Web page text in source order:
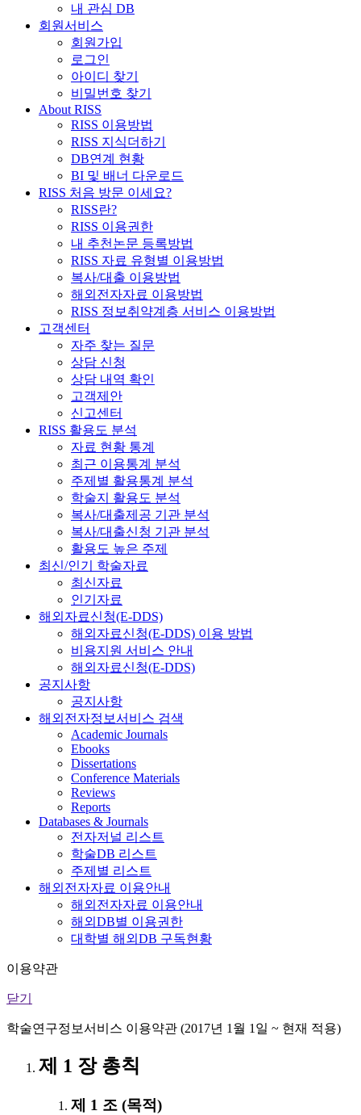
내 관심 DB
회원서비스
회원가입
로그인
아이디 찾기
비밀번호 찾기
About RISS
RISS 이용방법
RISS 지식더하기
DB연계 현황
BI 및 배너 다운로드
RISS 처음 방문 이세요?
RISS란?
RISS 이용권한
내 추천논문 등록방법
RISS 자료 유형별 이용방법
복사/대출 이용방법
해외전자자료 이용방법
RISS 정보취약계층 서비스 이용방법
고객센터
자주 찾는 질문
상담 신청
상담 내역 확인
고객제안
신고센터
RISS 활용도 분석
자료 현황 통계
최근 이용통계 분석
주제별 활용통계 분석
학술지 활용도 분석
복사/대출제공 기관 분석
복사/대출신청 기관 분석
활용도 높은 주제
최신/인기 학술자료
최신자료
인기자료
해외자료신청(E-DDS)
해외자료신청(E-DDS) 이용 방법
비용지원 서비스 안내
해외자료신청(E-DDS)
공지사항
공지사항
해외전자정보서비스 검색
Academic Journals
Ebooks
Dissertations
Conference Materials
Reviews
Reports
Databases & Journals
전자저널 리스트
학술DB 리스트
주제별 리스트
해외전자자료 이용안내
해외전자자료 이용안내
해외DB별 이용권한
대학별 해외DB 구독현황
이용약관
닫기
학술연구정보서비스 이용약관 (2017년 1월 1일 ~ 현재 적용)
제 1 장 총칙
제 1 조 (목적)